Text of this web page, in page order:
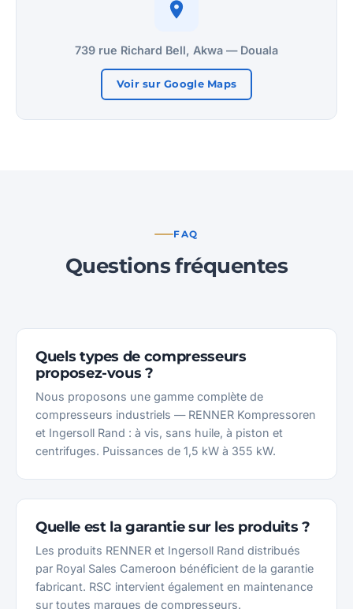
739 rue Richard Bell, Akwa — Douala
Voir sur Google Maps
FAQ
Questions fréquentes
Quels types de compresseurs
proposez-vous ?
Nous proposons une gamme complète de
compresseurs industriels — RENNER Kompressoren
et Ingersoll Rand : à vis, sans huile, à piston et
centrifuges. Puissances de 1,5 kW à 355 kW.
Quelle est la garantie sur les produits ?
Les produits RENNER et Ingersoll Rand distribués
par Royal Sales Cameroon bénéficient de la garantie
fabricant. RSC intervient également en maintenance
sur toutes marques de compresseurs.